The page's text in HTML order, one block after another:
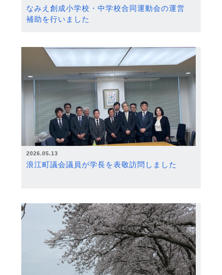
なみえ創成小学校・中学校合同運動会の運営
補助を行いました
2026.05.13
浪江町議会議員が学長を表敬訪問しました